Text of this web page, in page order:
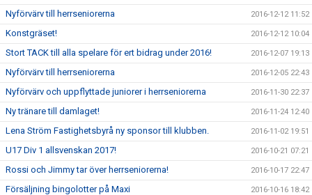
Nyförvärv till herrseniorerna 2016-12-12 11:52
Konstgräset! 2016-12-12 10:04
Stort TACK till alla spelare för ert bidrag under 2016! 2016-12-07 19:13
Nyförvärv till herrseniorerna 2016-12-05 22:43
Nyförvärv och uppflyttade juniorer i herrseniorerna 2016-11-30 22:37
Ny tränare till damlaget! 2016-11-24 12:40
Lena Ström Fastighetsbyrå ny sponsor till klubben. 2016-11-02 19:51
U17 Div 1 allsvenskan 2017! 2016-10-21 07:21
Rossi och Jimmy tar över herrseniorerna! 2016-10-17 22:47
Försäljning bingolotter på Maxi 2016-10-16 18:42